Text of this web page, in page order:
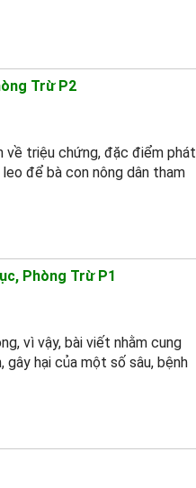
Trừ P2
về triệu chứng, đặc điểm phát
để bà con nông dân tham
Phòng Trừ P1
vì vậy, bài viết nhằm cung
hại của một số sâu, bệnh